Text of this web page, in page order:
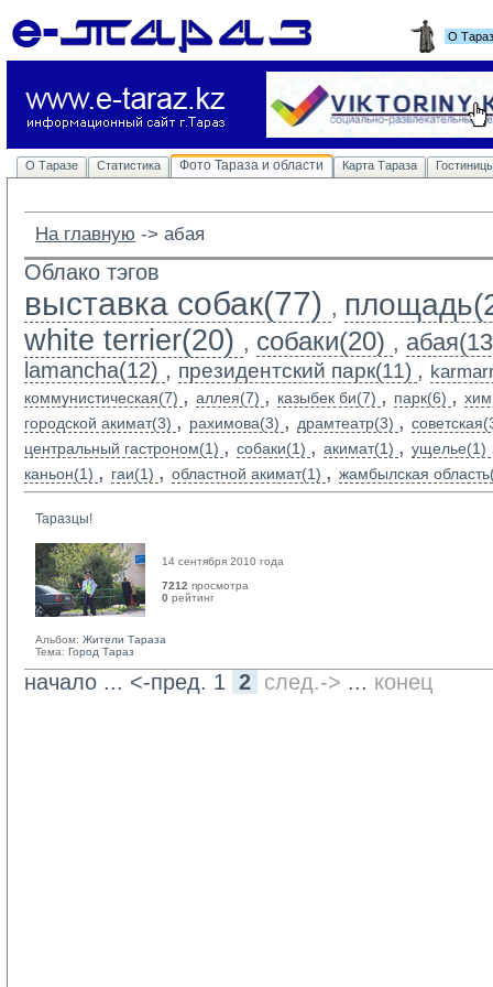
О
О Таразе Статистика Фото Тараза и области Карта Тараза
На главную -> абая
Облако тэгов
выставка собак(77) ,
white terrier(20) , собаки(20) ,
lamancha(12) , президентский парк(11) ,
коммунистическая(7) , аллея(7) , казыбек би(7) , парк(6) ,
городской акимат(3) , рахимова(3) , драмтеатр(3) ,
центральный гастроном(1) , собаки(1) , акимат(1) , ущелье(1)
каньон(1) , гаи(1) , областной акимат(1) , жамбылская
Таразцы!
14 сентября 2010 года
7212 просмотра
0 рейтинг
Альбом: Жители Тараза
Тема: Город Тараз
начало ... <-пред. 1 2 след.-> ... конец